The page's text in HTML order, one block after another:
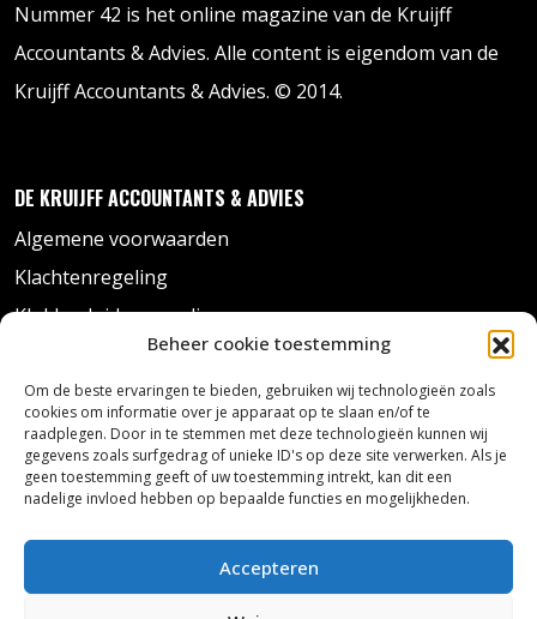
Beheer cookie toestemming
Om de beste ervaringen te bieden, gebruiken wij technologieën zoals
cookies om informatie over je apparaat op te slaan en/of te
raadplegen. Door in te stemmen met deze technologieën kunnen wij
gegevens zoals surfgedrag of unieke ID's op deze site verwerken. Als je
geen toestemming geeft of uw toestemming intrekt, kan dit een
nadelige invloed hebben op bepaalde functies en mogelijkheden.
Accepteren
Nummer 42 is het online magazine van de Kruijff
Accountants & Advies. Alle content is eigendom van de
Kruijff Accountants & Advies. © 2014.
DE KRUIJFF ACCOUNTANTS & ADVIES
Algemene voorwaarden
Klachtenregeling
Klokkenluidersregeling
Privacyverklaring
CONTACT
Ekris 42
info@dkaa.nl